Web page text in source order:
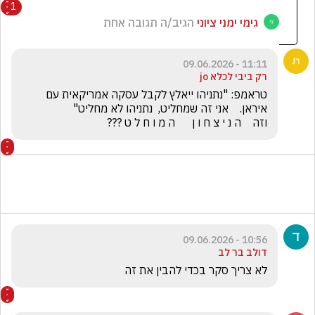
1
גימי ימני ציוני הגיב/ה תגובה אחת
11:11 - 09.06.2026
רק ביבי לכלא jo
וזה    ה נ י צ ח ו ן      ה מ ו ח ל ט ???
10:56 - 09.06.2026
דולב בר לב
לא צריך סקר בכדי להבין את זה